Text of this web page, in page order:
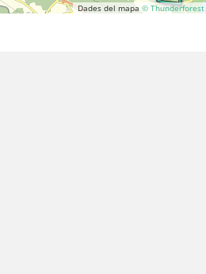
Dades del mapa © Thunderforest